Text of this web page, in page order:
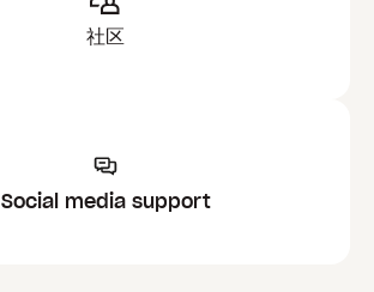
社区
Social media support